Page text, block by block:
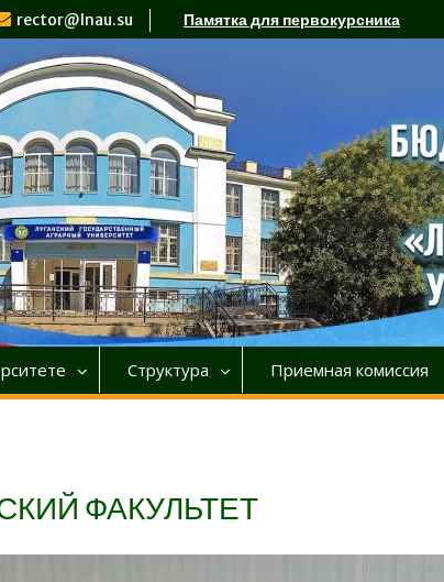
rector@lnau.su Памятка для первокурсника
Структура Приемная комиссия
ФАКУЛЬТЕТ